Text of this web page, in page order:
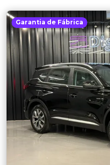
Garantia de Fábrica